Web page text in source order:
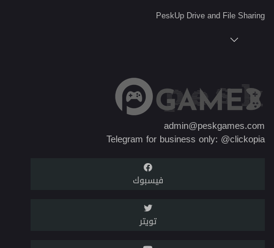
PeskUp Drive and File Sharing
admin@peskgames.com
Telegram for business only: @clickopia
فيسبوك
تويتر